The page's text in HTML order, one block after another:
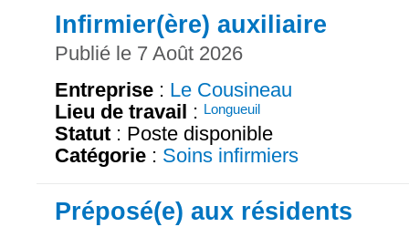
Infirmier(ère) auxiliaire
Publié le 7 Août 2026
Entreprise : Le Cousineau
Lieu de travail : Longueuil
Statut : Poste disponible
Catégorie : Soins infirmiers
Préposé(e) aux résidents